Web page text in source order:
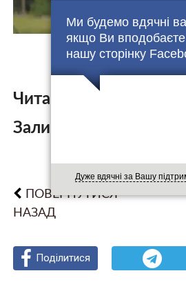
Ми будемо вдячні
якщо Ви вподобаєте
нашу сторінку
Дуже вдячні за Вашу
Читайте також:
Залишити коментар:
ПОВЕРНУТИСЯ
НАЗАД
Поділитися
Поділитися